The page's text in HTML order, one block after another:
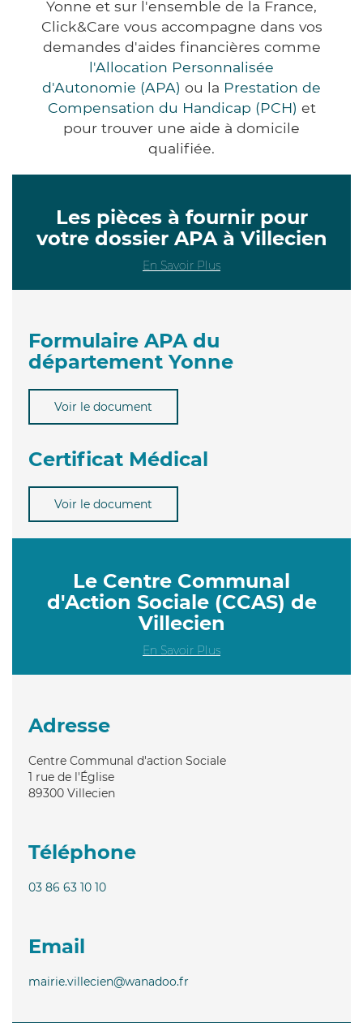
Yonne et sur l'ensemble de la France,
Click&Care vous accompagne dans vos
demandes d'aides financières comme
l'Allocation Personnalisée
d'Autonomie (APA) ou la Prestation de
Compensation du Handicap (PCH) et
pour trouver une aide à domicile
qualifiée.
Les pièces à fournir pour
votre dossier APA à Villecien
En Savoir Plus
Formulaire APA du
département Yonne
Voir le document
Certificat Médical
Voir le document
Le Centre Communal
d'Action Sociale (CCAS) de
Villecien
En Savoir Plus
Adresse
Centre Communal d'action Sociale
1 rue de l'Église
89300 Villecien
Téléphone
03 86 63 10 10
Email
mairie.villecien@wanadoo.fr